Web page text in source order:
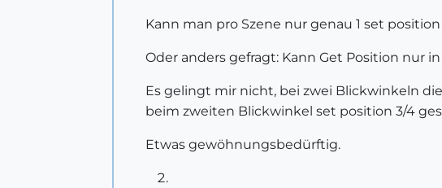
Kann man pro Szene nur genau 1 set
Oder anders gefragt: Kann Get Position nur
Es gelingt mir nicht, bei zwei Blickwinkeln
beim zweiten Blickwinkel set position 3/4
Etwas gewöhnungsbedürftig.